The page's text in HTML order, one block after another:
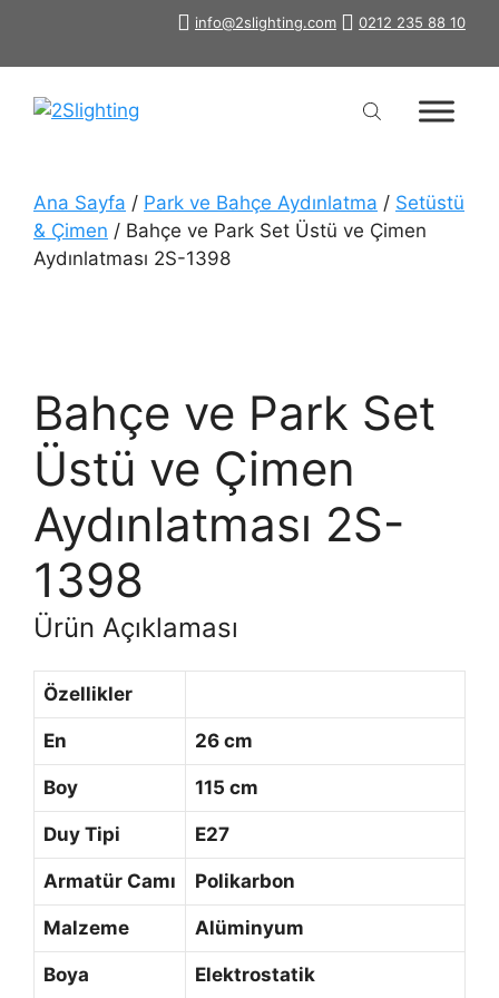
info@2slighting.com 0212 235 88 10
Ana Sayfa / Park ve Bahçe Aydınlatma / Setüstü
& Çimen / Bahçe ve Park Set Üstü ve Çimen
Aydınlatması 2S-1398
Bahçe ve Park Set
Üstü ve Çimen
Aydınlatması 2S-
1398
Ürün Açıklaması
Özellikler
En 26 cm
Boy 115 cm
Duy Tipi E27
Armatür Camı Polikarbon
Malzeme Alüminyum
Boya Elektrostatik